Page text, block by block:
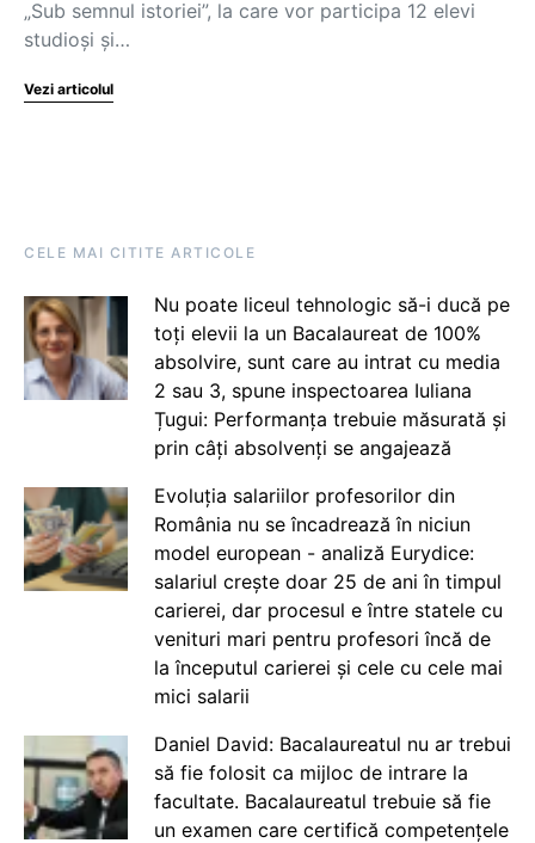
„Sub semnul istoriei”, la care vor participa 12 elevi
studioşi şi…
Vezi articolul
CELE MAI CITITE ARTICOLE
Nu poate liceul tehnologic să-i ducă pe
toți elevii la un Bacalaureat de 100%
absolvire, sunt care au intrat cu media
2 sau 3, spune inspectoarea Iuliana
Țugui: Performanța trebuie măsurată și
prin câți absolvenți se angajează
Evoluția salariilor profesorilor din
România nu se încadrează în niciun
model european - analiză Eurydice:
salariul crește doar 25 de ani în timpul
carierei, dar procesul e între statele cu
venituri mari pentru profesori încă de
la începutul carierei și cele cu cele mai
mici salarii
Daniel David: Bacalaureatul nu ar trebui
să fie folosit ca mijloc de intrare la
facultate. Bacalaureatul trebuie să fie
un examen care certifică competențele